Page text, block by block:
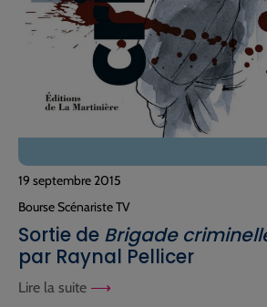
19 septembre 2015
Bourse Scénariste TV
Sortie de Brigade
par Raynal Pellicer
Lire la suite